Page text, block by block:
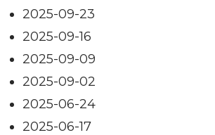
2025-09-23
2025-09-16
2025-09-09
2025-09-02
2025-06-24
2025-06-17